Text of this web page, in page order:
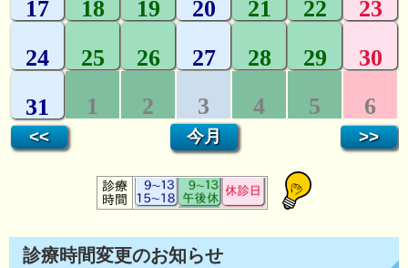
診療時間変更のお知らせ